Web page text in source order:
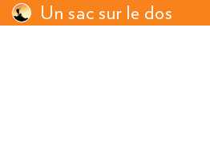
Un sac sur le dos